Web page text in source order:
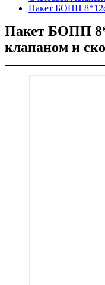
Пакет БОПП
Пакет БОПП
клапаном и